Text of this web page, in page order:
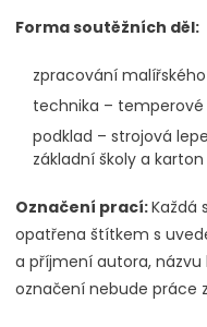
Forma soutěžních děl:
zpracování
technika –
podklad – strojová
základní školy a
Označení prací:Každá
opatřena štítkem s
a příjmení autora, názvu
označení nebude práce